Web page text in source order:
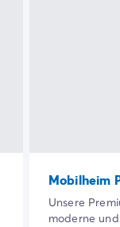
Mobilheim
Unsere
moderne